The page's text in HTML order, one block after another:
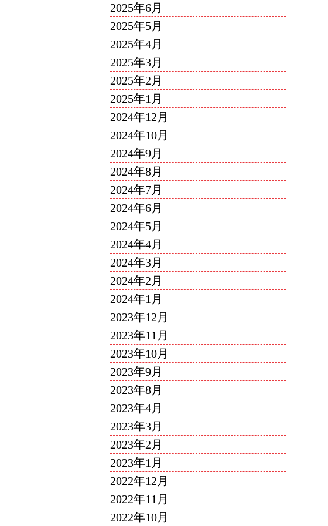
2025年6月
2025年5月
2025年4月
2025年3月
2025年2月
2025年1月
2024年12月
2024年10月
2024年9月
2024年8月
2024年7月
2024年6月
2024年5月
2024年4月
2024年3月
2024年2月
2024年1月
2023年12月
2023年11月
2023年10月
2023年9月
2023年8月
2023年4月
2023年3月
2023年2月
2023年1月
2022年12月
2022年11月
2022年10月